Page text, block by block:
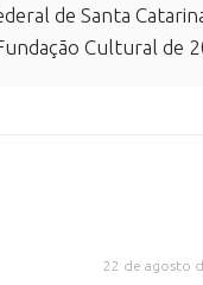
de Santa
Cultural de
22 de agosto